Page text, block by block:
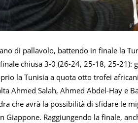
di pallavolo, battendo in finale la
chiusa 3-0 (26-24, 25-18, 25-
la Tunisia a quota otto trofei
Ahmed Salah, Ahmed Abdel-Hay e
che avrà la possibilità di sfidare le
Giappone. Raggiungendo la finale,